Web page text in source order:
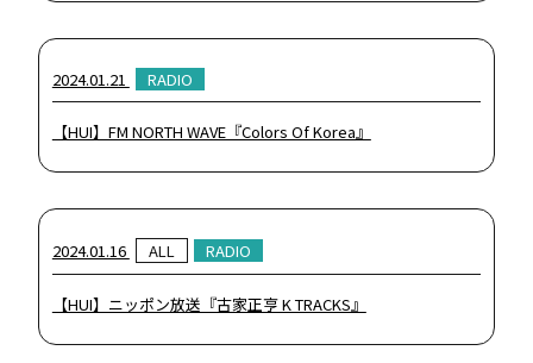
2024.01.21 RADIO
【HUI】FM NORTH WAVE『Colors Of Korea』
2024.01.16 ALL RADIO
【HUI】ニッポン放送『古家正亨 K TRACKS』
SCHEDULE
DISCOGRAPHY